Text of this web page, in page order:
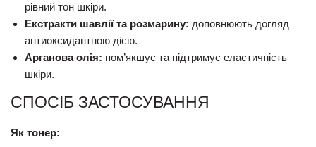
рівний тон шкіри.
Екстракти шавлії та розмарину: доповнюють догляд
антиоксидантною дією.
Арганова олія: пом’якшує та підтримує еластичність
шкіри.
СПОСІБ ЗАСТОСУВАННЯ
Як тонер: